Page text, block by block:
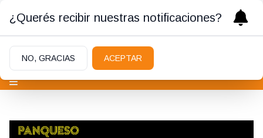
¿Querés recibir nuestras notificaciones?
NO, GRACIAS ACEPTAR